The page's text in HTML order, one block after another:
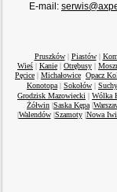
E-mail:
Pruszków| Piastów|
Wieś | Kanie | Otrębusy |
Pęcice | Michałowice Opacz
Konotopa | Sokołów |
Grodzisk Mazowiecki | Wólka
Żółwin |Saska Kępa |
|Walendów|Szamoty|Nowa